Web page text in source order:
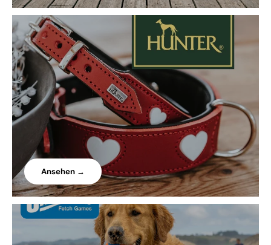
Ansehen →